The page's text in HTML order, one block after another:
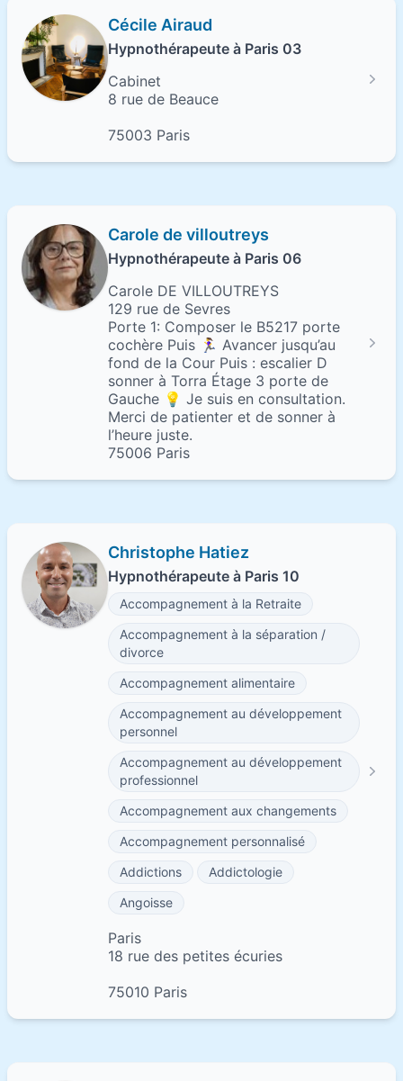
Cécile Airaud
Hypnothérapeute à Paris 03
Cabinet
8 rue de Beauce
75003 Paris
Carole de villoutreys
Hypnothérapeute à Paris 06
Carole DE VILLOUTREYS
129 rue de Sevres
Porte 1: Composer le B5217 porte
cochère Puis 🏃‍♀️ Avancer jusqu’au
fond de la Cour Puis : escalier D
sonner à Torra Étage 3 porte de
Gauche 💡 Je suis en consultation.
Merci de patienter et de sonner à
l’heure juste.
75006 Paris
Christophe Hatiez
Hypnothérapeute à Paris 10
Accompagnement à la Retraite
Accompagnement à la séparation /
divorce
Accompagnement alimentaire
Accompagnement au développement
personnel
Accompagnement au développement
professionnel
Accompagnement aux changements
Accompagnement personnalisé
Addictions
Addictologie
Angoisse
Paris
18 rue des petites écuries
75010 Paris